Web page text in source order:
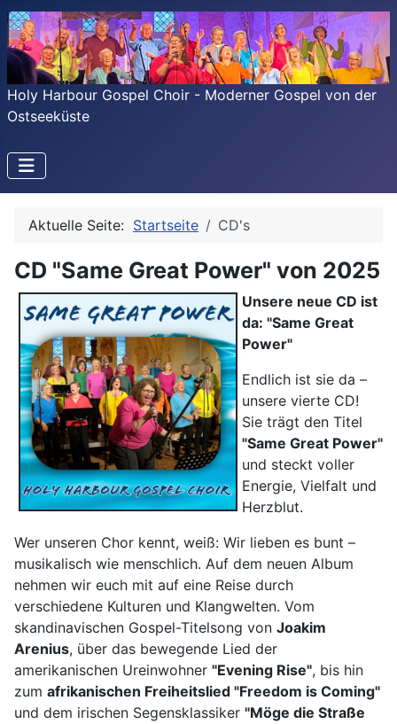
Holy Harbour Gospel Choir - Moderner Gospel von der
Ostseeküste
Aktuelle Seite: Startseite CD's
CD "Same Great Power" von 2025
Unsere neue CD ist
da: "Same Great
Power"
Endlich ist sie da –
unsere vierte CD!
Sie trägt den Titel
"Same Great Power"
und steckt voller
Energie, Vielfalt und
Herzblut.
Wer unseren Chor kennt, weiß: Wir lieben es bunt –
musikalisch wie menschlich. Auf dem neuen Album
nehmen wir euch mit auf eine Reise durch
verschiedene Kulturen und Klangwelten. Vom
skandinavischen Gospel-Titelsong von Joakim
Arenius, über das bewegende Lied der
amerikanischen Ureinwohner "Evening Rise", bis hin
zum afrikanischen Freiheitslied "Freedom is Coming"
und dem irischen Segensklassiker "Möge die Straße